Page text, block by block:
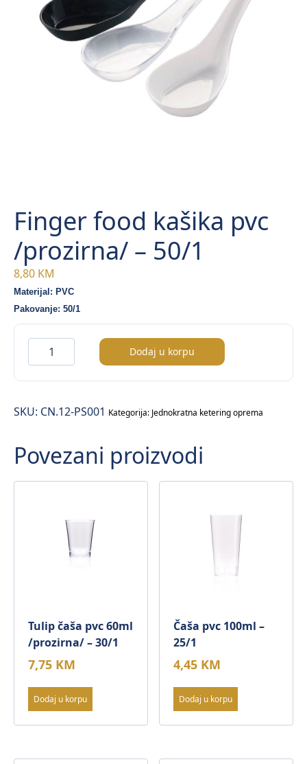
Finger food kašika pvc
/prozirna/ – 50/1
8,80 KM
Materijal: PVC
Pakovanje: 50/1
Finger
food
kašika
/prozirna/
50/1
količina
Dodaj u korpu
SKU: CN.12-PS001 Kategorija: Jednokratna ketering oprema
Povezani proizvodi
Tulip čaša pvc 60ml
/prozirna/ – 30/1
7,75 KM
Dodaj u korpu
Čaša pvc 100ml –
25/1
4,45 KM
Dodaj u korpu